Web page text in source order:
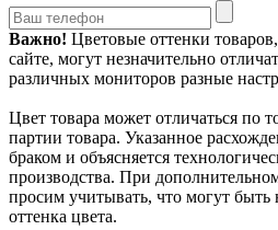
Важно! Цветовые оттенки
сайте, могут незначительно
различных мониторов разные
Цвет товара может отличаться по
партии товара. Указанное
браком и объясняется
производства. При
просим учитывать, что могут быть
оттенка цвета.